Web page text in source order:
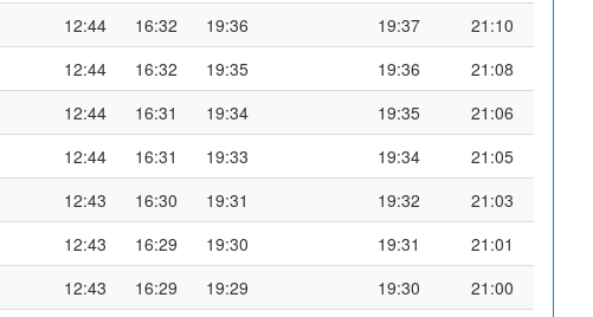
12:44 16:32 19:36 19:37
21:10
12:44 16:32 19:35 19:36
21:08
12:44 16:31 19:34 19:35
21:06
12:44 16:31 19:33 19:34
21:05
12:43 16:30 19:31 19:32
21:03
12:43 16:29 19:30 19:31
21:01
12:43 16:29 19:29 19:30
21:00